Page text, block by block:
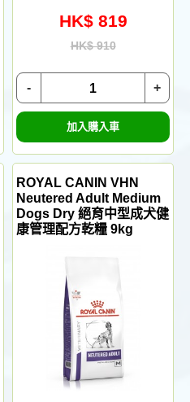
HK$ 819
HK$ 910
+
-
加入購入車
ROYAL CANIN VHN
Neutered Adult Medium
Dogs Dry 絕育中型成犬健
康管理配方乾糧 9kg